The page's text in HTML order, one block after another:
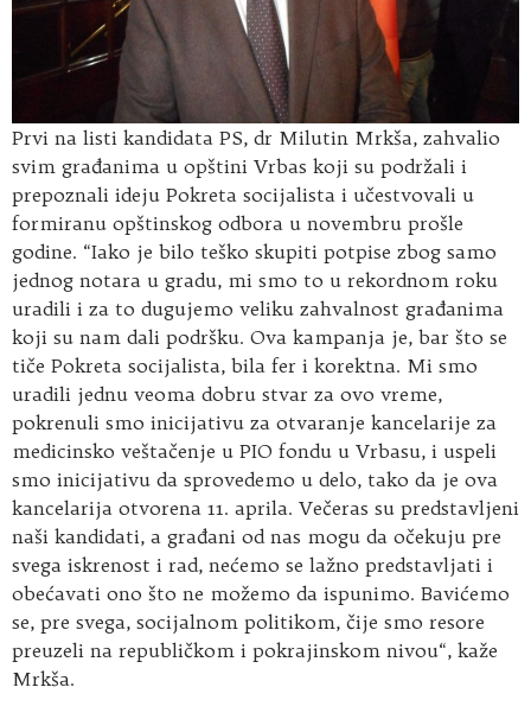
Prvi na listi kandidata PS, dr Milutin Mrkša, zahvalio
svim građanima u opštini Vrbas koji su podržali i
prepoznali ideju Pokreta socijalista i učestvovali u
formiranu opštinskog odbora u novembru prošle
godine. “Iako je bilo teško skupiti potpise zbog samo
jednog notara u gradu, mi smo to u rekordnom roku
uradili i za to dugujemo veliku zahvalnost građanima
koji su nam dali podršku. Ova kampanja je, bar što se
tiče Pokreta socijalista, bila fer i korektna. Mi smo
uradili jednu veoma dobru stvar za ovo vreme,
pokrenuli smo inicijativu za otvaranje kancelarije za
medicinsko veštačenje u PIO fondu u Vrbasu, i uspeli
smo inicijativu da sprovedemo u delo, tako da je ova
kancelarija otvorena 11. aprila. Večeras su predstavljeni
naši kandidati, a građani od nas mogu da očekuju pre
svega iskrenost i rad, nećemo se lažno predstavljati i
obećavati ono što ne možemo da ispunimo. Bavićemo
se, pre svega, socijalnom politikom, čije smo resore
preuzeli na republičkom i pokrajinskom nivou“, kaže
Mrkša.